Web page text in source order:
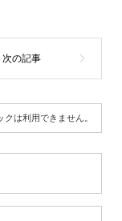
クは利用できません。